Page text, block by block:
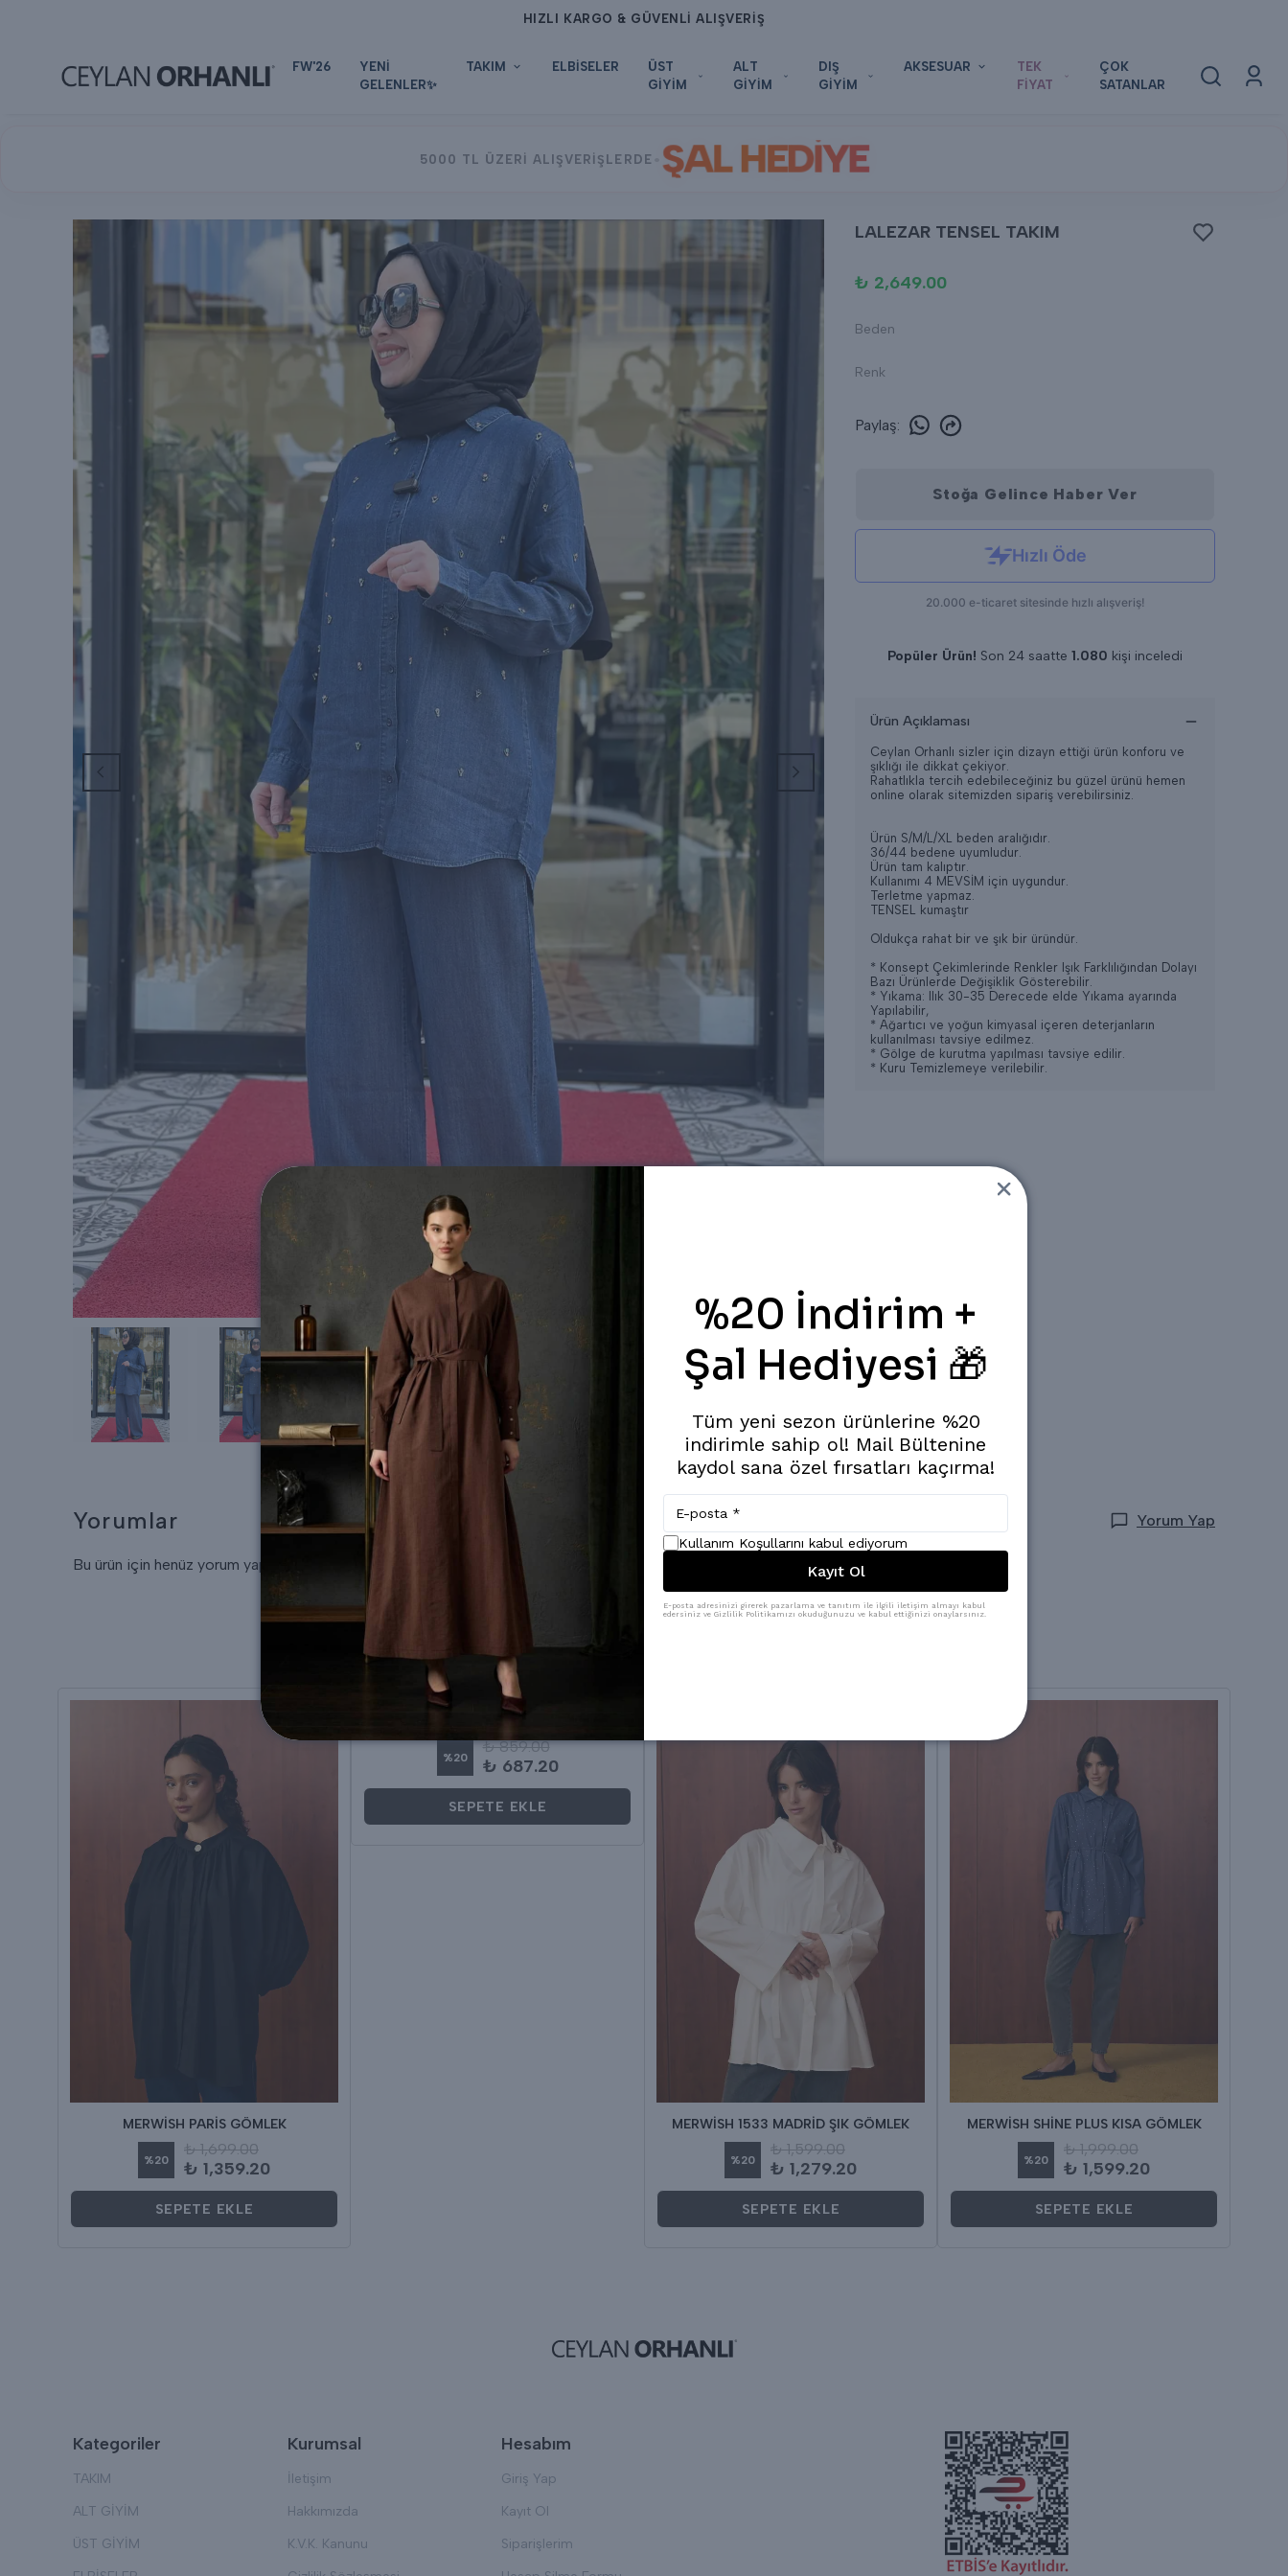
HIZLI KARGO & GÜVENLİ ALIŞVERİŞ
FW'26
YENİ
GELENLER✨
TAKIM ELBİSELER
ÜST
GİYİM
ALT
GİYİM
DIŞ
GİYİM
AKSESUAR
TEK
FİYAT
ÇOK
SATANLAR
5000 TL ÜZERİ ALIŞVERİŞLERDE ŞAL HEDİYE
LALEZAR TENSEL TAKIM
₺ 2,649.00
Beden
Renk
Paylaş:
Stoğa Gelince Haber Ver
Popüler Ürün! Son 24 saatte 1.080 kişi inceledi
Ürün Açıklaması
Ceylan Orhanlı sizler için dizayn ettiği ürün konforu ve
şıklığı ile dikkat çekiyor.
Rahatlıkla tercih edebileceğiniz bu güzel ürünü hemen
online olarak sitemizden sipariş verebilirsiniz.
Ürün S/M/L/XL beden aralığıdır.
36/44 bedene uyumludur.
Ürün tam kalıptır.
Kullanımı 4 MEVSİM için uygundur.
Terletme yapmaz.
TENSEL kumaştır
Oldukça rahat bir ve şık bir üründür.
* Konsept Çekimlerinde Renkler Işık Farklılığından Dolayı
Bazı Ürünlerde Değişiklik Gösterebilir.
* Yıkama: Ilık 30-35 Derecede elde Yıkama ayarında
Yapılabilir,
* Ağartıcı ve yoğun kimyasal içeren deterjanların
kullanılması tavsiye edilmez.
* Gölge de kurutma yapılması tavsiye edilir.
* Kuru Temizlemeye verilebilir.
Yorumlar Yorum Yap
Bu ürün için henüz yorum yapılmamış.
MERWİSH PARİS GÖMLEK
%20
₺ 1,699.00
₺ 1,359.20
SEPETE EKLE
MEYRA UZUN ÇİZGİLİ GÖMLEK
%20
₺ 859.00
₺ 687.20
SEPETE EKLE
MERWİSH 1533 MADRİD ŞIK GÖMLEK
%20
₺ 1,599.00
₺ 1,279.20
SEPETE EKLE
MERWİSH SHİNE PLUS KISA GÖMLEK
%20
₺ 1,999.00
₺ 1,599.20
SEPETE EKLE
Kategoriler
TAKIM
ALT GİYİM
ÜST GİYİM
Kurumsal
İletişim
Hakkımızda
K.V.K. Kanunu
Hesabım
Giriş Yap
Kayıt Ol
Siparişlerim
%20 İndirim +
Şal Hediyesi 🎁
Tüm yeni sezon ürünlerine %20
indirimle sahip ol! Mail Bültenine
kaydol sana özel fırsatları kaçırma!
Kullanım Koşullarını kabul ediyorum
Kayıt Ol
E-posta adresinizi girerek pazarlama ve tanıtım ile ilgili iletişim almayı kabul
edersiniz ve Gizlilik Politikamızı okuduğunuzu ve kabul ettiğinizi onaylarsınız.